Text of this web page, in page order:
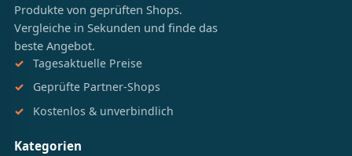
Produkte von geprüften Shops.
Vergleiche in Sekunden und finde das
beste Angebot.
Tagesaktuelle Preise
Geprüfte Partner-Shops
Kostenlos & unverbindlich
Kategorien